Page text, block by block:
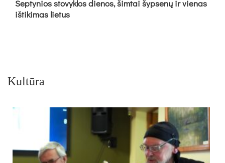
Sep­ty­nios sto­vyk­los die­nos, šim­tai šyp­se­nų ir vie­nas
iš­ti­ki­mas lie­tus
Kultūra